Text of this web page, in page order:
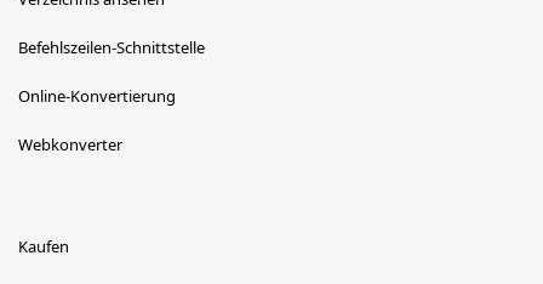
Befehlszeilen-Schnittstelle
Online-Konvertierung
Webkonverter
Kaufen